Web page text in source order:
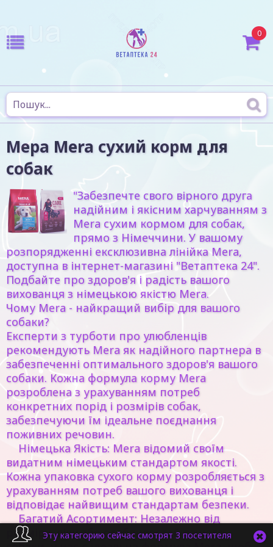
0
Мера Mera сухий корм для
собак
"Забезпечте свого вірного друга
надійним і якісним харчуванням з
Mera сухим кормом для собак,
прямо з Німеччини. У вашому
розпорядженні ексклюзивна лінійка Mera,
доступна в інтернет-магазині "Ветаптека 24".
Подбайте про здоров'я і радість вашого
вихованця з німецькою якістю Mera.
Чому Mera - найкращий вибір для вашого
собаки?
Експерти з турботи про улюбленців
рекомендують Mera як надійного партнера в
забезпеченні оптимального здоров'я вашого
собаки. Кожна формула корму Mera
розроблена з урахуванням потреб
конкретних порід і розмірів собак,
забезпечуючи їм ідеальне поєднання
поживних речовин.
Німецька Якість: Mera відомий своїм
видатним німецьким стандартом якості.
Кожна упаковка сухого корму розробляється з
урахуванням потреб вашого вихованця і
відповідає найвищим стандартам безпеки.
Багатий Асортимент: Незалежно від
розміру, віку або особливостей вашого
Эту категорию сейчас смотрят 3 посетителя